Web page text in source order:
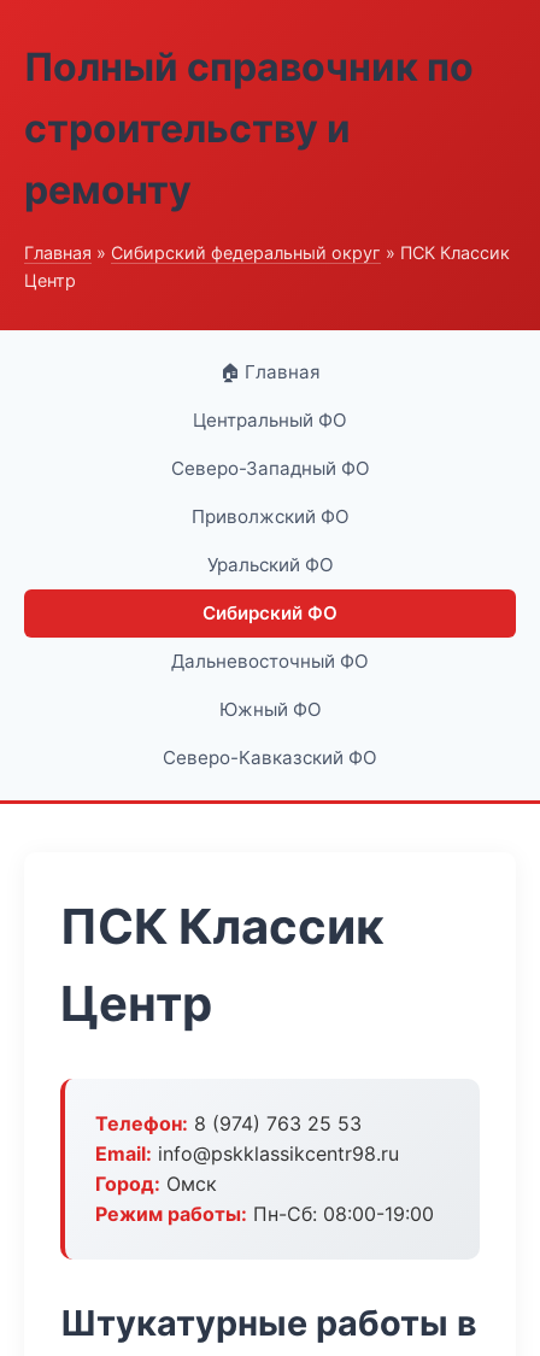
Полный справочник по
строительству и
ремонту
Главная » Сибирский федеральный округ » ПСК Классик
Центр
🏠 Главная
Центральный ФО
Северо-Западный ФО
Приволжский ФО
Уральский ФО
Сибирский ФО
Дальневосточный ФО
Южный ФО
Северо-Кавказский ФО
ПСК Классик
Центр
Телефон: 8 (974) 763 25 53
Email: info@pskklassikcentr98.ru
Город: Омск
Режим работы: Пн-Сб: 08:00-19:00
Штукатурные работы в